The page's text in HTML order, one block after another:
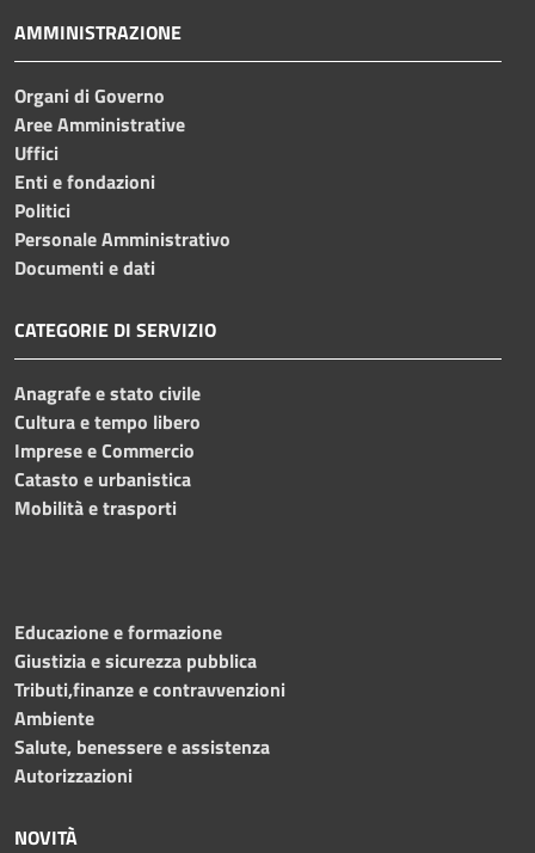
AMMINISTRAZIONE
Organi di Governo
Aree Amministrative
Uffici
Enti e fondazioni
Politici
Personale Amministrativo
Documenti e dati
CATEGORIE DI SERVIZIO
Anagrafe e stato civile
Cultura e tempo libero
Imprese e Commercio
Catasto e urbanistica
Mobilità e trasporti
Educazione e formazione
Giustizia e sicurezza pubblica
Tributi,finanze e contravvenzioni
Ambiente
Salute, benessere e assistenza
Autorizzazioni
NOVITÀ